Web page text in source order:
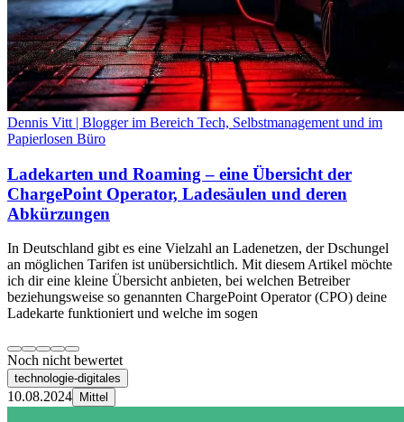
Dennis Vitt | Blogger im Bereich Tech, Selbstmanagement und im
Papierlosen Büro
Ladekarten und Roaming – eine Übersicht der
ChargePoint Operator, Ladesäulen und deren
Abkürzungen
In Deutschland gibt es eine Vielzahl an Ladenetzen, der Dschungel
an möglichen Tarifen ist unübersichtlich. Mit diesem Artikel möchte
ich dir eine kleine Übersicht anbieten, bei welchen Betreiber
beziehungsweise so genannten ChargePoint Operator (CPO) deine
Ladekarte funktioniert und welche im sogen
Noch nicht bewertet
technologie-digitales
10.08.2024 Mittel